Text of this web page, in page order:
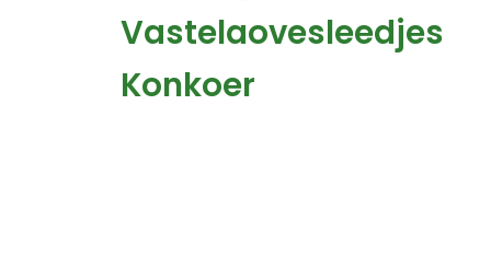
Vastelaovesleedjes
Konkoer